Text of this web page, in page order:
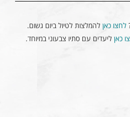
לחצו כאן להמלצות לטיול ביום גשום.
כאן ליעדים עם סתיו צבעוני במיוחד.